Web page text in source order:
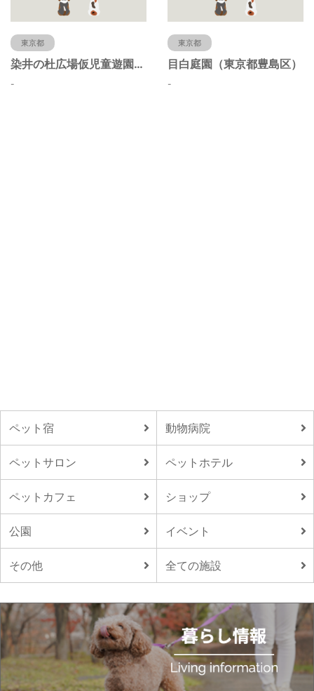
東京都
染井の杜広場仮児童遊園（東京都豊島区）
-
東京都
目白庭園（東京都豊島区）
-
ペット宿 動物病院
ペットサロン ペットホテル
ペットカフェ ショップ
公園 イベント
その他 全ての施設